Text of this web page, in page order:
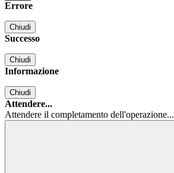
Errore
Chiudi
Successo
Chiudi
Informazione
Chiudi
Attendere...
Attendere il completamento dell'operazione...